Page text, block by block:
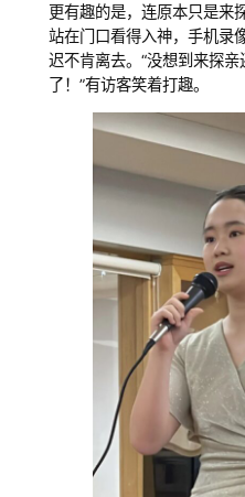
更有趣的是，连原本只是来
站在门口看得入神，手机录
迟不肯离去。“没想到来探
了！”有访客笑着打趣。